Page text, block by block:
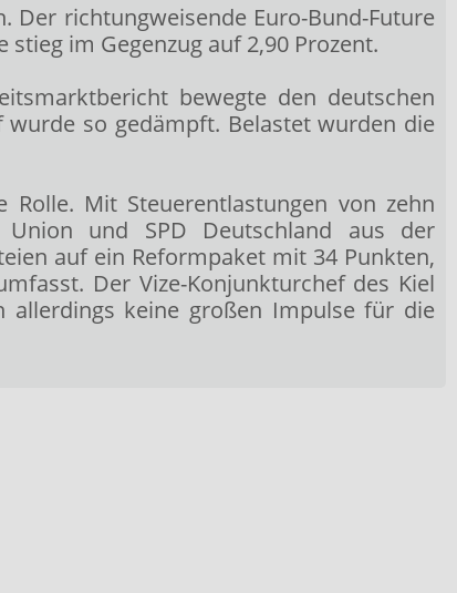
Der richtungweisende Euro-Bund-Future
im Gegenzug auf 2,90 Prozent.
bewegte den deutschen
so gedämpft. Belastet wurden die
Mit Steuerentlastungen von zehn
und SPD Deutschland aus der
auf ein Reformpaket mit 34 Punkten,
Der Vize-Konjunkturchef des Kiel
allerdings keine großen Impulse für die